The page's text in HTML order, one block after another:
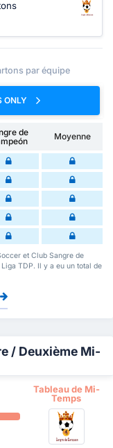
par équipe
ONLY
de
Moyenne
et Club Sangre de
TDP. Il y a eu un total de
/ Deuxième Mi-
Tableau de Mi-
Temps